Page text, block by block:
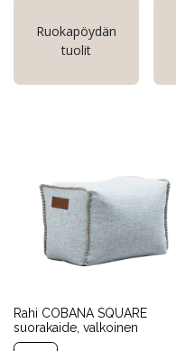
Ruokapöydän
tuolit
Rahi COBANA SQUARE
suorakaide, valkoinen